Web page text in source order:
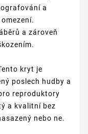
a
a zároveň
kryt je
poslech hudby a
reproduktory
a kvalitní bez
nebo ne.